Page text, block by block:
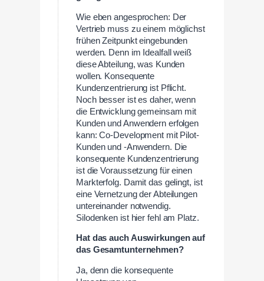
Wie eben angesprochen: Der
Vertrieb muss zu einem möglichst
frühen Zeitpunkt eingebunden
werden. Denn im Idealfall weiß
diese Abteilung, was Kunden
wollen. Konsequente
Kundenzentrierung ist Pflicht.
Noch besser ist es daher, wenn
die Entwicklung gemeinsam mit
Kunden und Anwendern erfolgen
kann: Co-Development mit Pilot-
Kunden und -Anwendern. Die
konsequente Kundenzentrierung
ist die Voraussetzung für einen
Markterfolg. Damit das gelingt, ist
eine Vernetzung der Abteilungen
untereinander notwendig.
Silodenken ist hier fehl am Platz.
Hat das auch Auswirkungen auf
das Gesamtunternehmen?
Ja, denn die konsequente